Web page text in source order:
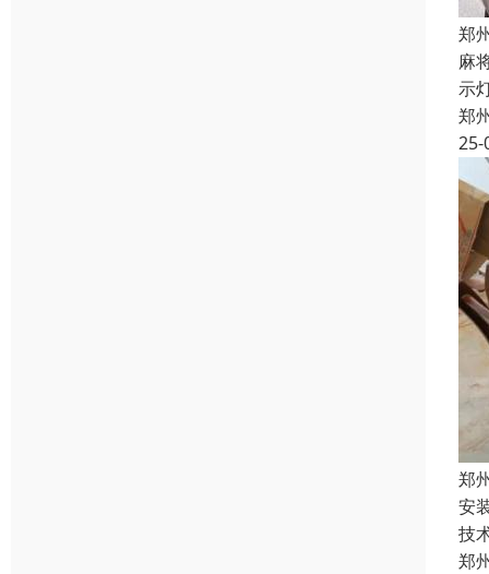
郑
麻
示
郑
25-
郑
安
技
郑